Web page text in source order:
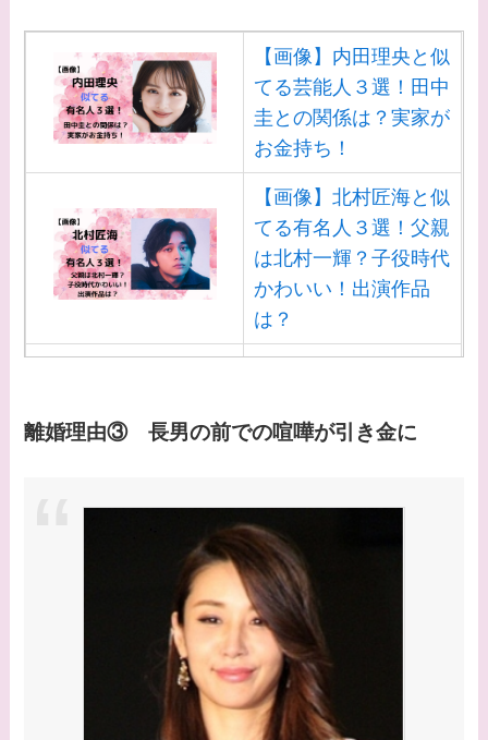
【画像】内田理央と似
てる芸能人３選！田中
圭との関係は？実家が
お金持ち！
【画像】北村匠海と似
てる有名人３選！父親
は北村一輝？子役時代
かわいい！出演作品
は？
郎との関係は？ジャニ
【画像】山田裕貴の家
系図・家族構成は？嫁
西野七瀬との馴れ初め
や現在の活動は？
【画像】平子理沙と似
てる有名人３選！ヒア
ルロン酸で顔が変わっ
離婚理由③ 長男の前での喧嘩が引き金に